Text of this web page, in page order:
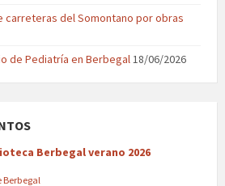
carreteras del Somontano por obras
de Pediatría en Berbegal18/06/2026
Berbegal verano 2026
Berbegal